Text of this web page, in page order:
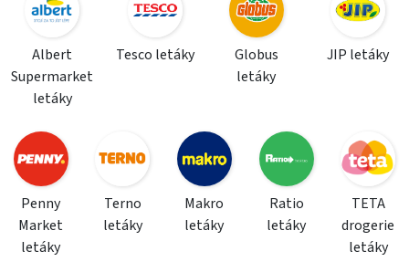
Albert
Supermarket
letáky
Tesco letáky
Globus
letáky
JIP letáky
Penny
Market
letáky
Terno
letáky
Makro
letáky
Ratio
letáky
TETA
drogerie
letáky